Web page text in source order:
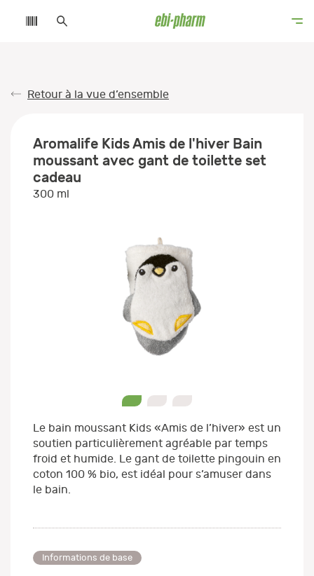
Retour à la vue d’ensemble
Aromalife Kids Amis de l'hiver Bain
moussant avec gant de toilette set
cadeau
300 ml
Le bain moussant Kids «Amis de l’hiver» est un
soutien particulièrement agréable par temps
froid et humide. Le gant de toilette pingouin en
coton 100 % bio, est idéal pour s’amuser dans
le bain.
Informations de base